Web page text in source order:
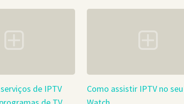
de IPTV
Como assistir IPTV no